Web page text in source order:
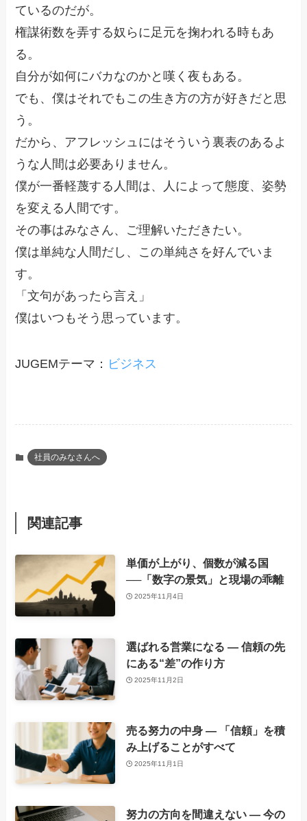
ているのだが。
権謀術数を弄する奴らに足元を掬われる時もあ
る。
自分が如何にバカなのかと嘆く夜もある。
でも、僕はそれでもこの生き方の方が好きだと思
う。
だから、アフレッシュにはそういう裏表のあるよ
うな人間は必要ありません。
僕が一番軽蔑する人間は、人によって態度、姿勢
を変える人間です。
その事はみなさん、ご理解いただきたい。
僕は単純な人間だし、この単純さを好んでいま
す。
「文句があったら言え」
僕はいつもそう思っています。
JUGEMテーマ： ビジネス
社員のみなさんへ
関連記事
単価が上がり、個数が減る国
──「数字の景気」と現場の乖離
2025年11月4日
選ばれる営業になる ― 信頼の先
にある“差”の作り方
2025年11月2日
売る努力の中身 ― 「信頼」を積
み上げることがすべて
2025年11月1日
努力の方向を間違えない ― 今の